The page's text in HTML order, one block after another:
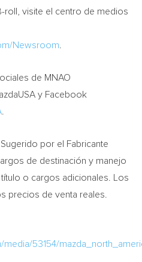
roll, visite el centro de medios
Newsroom
de MNAO
y Facebook
por el Fabricante
de destinación y manejo
o cargos adicionales. Los
precios de venta reales.
53154/